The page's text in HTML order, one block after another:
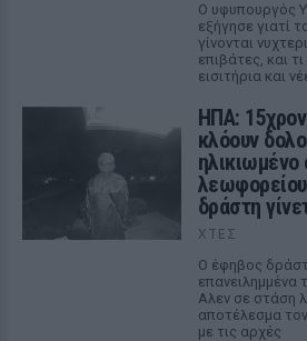
Ο υφυπουργός
εξήγησε γιατί
γίνονται
επιβάτες, και
εισιτήρια και
ΗΠΑ:
κλόουν
δράστη
ΧΤΕΣ
Ο έφηβος
επανειλημμένα
Αλεν σε στάση
αποτέλεσμα
με τις αρχές